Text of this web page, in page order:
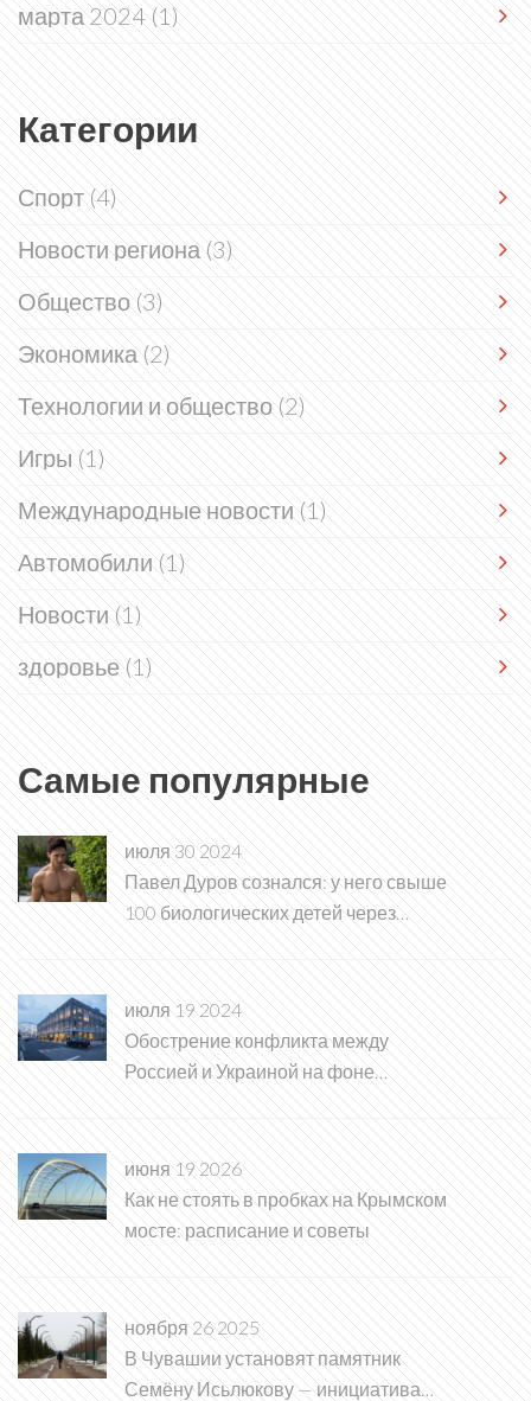
марта 2024(1)
Категории
Спорт(4)
Новости региона(3)
Общество(3)
Экономика(2)
Технологии и общество(2)
Игры(1)
Международные новости(1)
Автомобили(1)
Новости(1)
здоровье(1)
Самые популярные
июля 30 2024
Павел Дуров сознался: у него свыше
100 биологических детей через
суррогатное материнство
июля 19 2024
Обострение конфликта между
Россией и Украиной на фоне
переговоров о прекращении огня
июня 19 2026
Как не стоять в пробках на Крымском
мосте: расписание и советы
ноября 26 2025
В Чувашии установят памятник
Семёну Исьлюкову — инициатива